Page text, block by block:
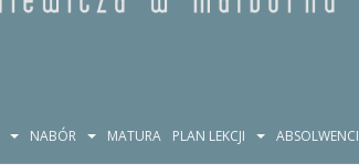
NABÓR MATURA PLAN LEKCJI ABSOLWENCI